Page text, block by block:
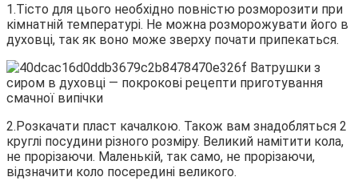
1.Тісто для цього необхідно повністю розморозити при
кімнатній температурі. Не можна розморожувати його в
духовці, так як воно може зверху почати припекаться.
2.Розкачати пласт качалкою. Також вам знадобляться 2
круглі посудини різного розміру. Великий намітити кола,
не прорізаючи. Маленькій, так само, не прорізаючи,
відзначити коло посередині великого.